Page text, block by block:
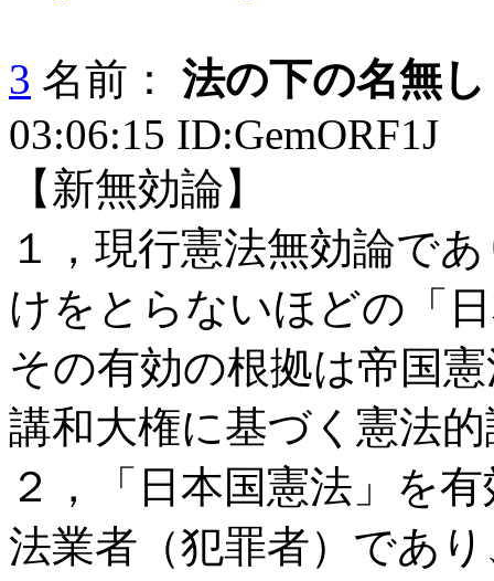
3 名前：
法の下の名無し
03:06:15 ID:GemORF1J
【新無効論】
１，現行憲法無効論で
けをとらないほどの「
その有効の根拠は帝国
講和大権に基づく憲法
２，「日本国憲法」を
法業者（犯罪者）であ